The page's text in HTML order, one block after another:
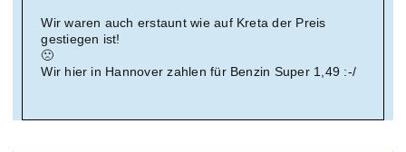
Wir waren auch erstaunt wie auf Kreta der Preis
gestiegen ist!
🙁
Wir hier in Hannover zahlen für Benzin Super 1,49 :-/